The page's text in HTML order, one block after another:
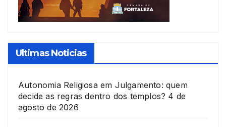
Ultimas Noticias
Autonomia Religiosa em Julgamento: quem
decide as regras dentro dos templos? 4 de
agosto de 2026